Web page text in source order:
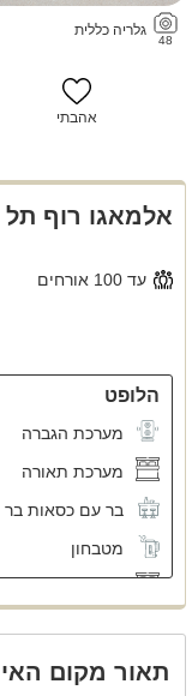
48
גלריה כללית
אהבתי
אלמאגו רוף תל
עד 100 אורחים
הלופט
מערכת הגברה
מערכת תאורה
בר עם כסאות בר
מטבחון
תאור מקום